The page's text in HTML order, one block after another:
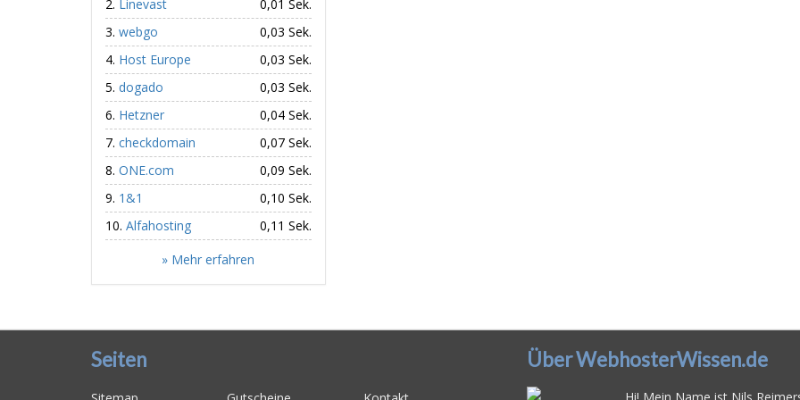
Linevast
0,01 Sek.
webgo
0,03 Sek.
Host Europe
0,03 Sek.
dogado
0,03 Sek.
Hetzner
0,04 Sek.
checkdomain
0,07 Sek.
ONE.com
0,09 Sek.
1&1
0,10 Sek.
Alfahosting
0,11 Sek.
» Mehr erfahren
Seiten Über WebhosterWissen.de